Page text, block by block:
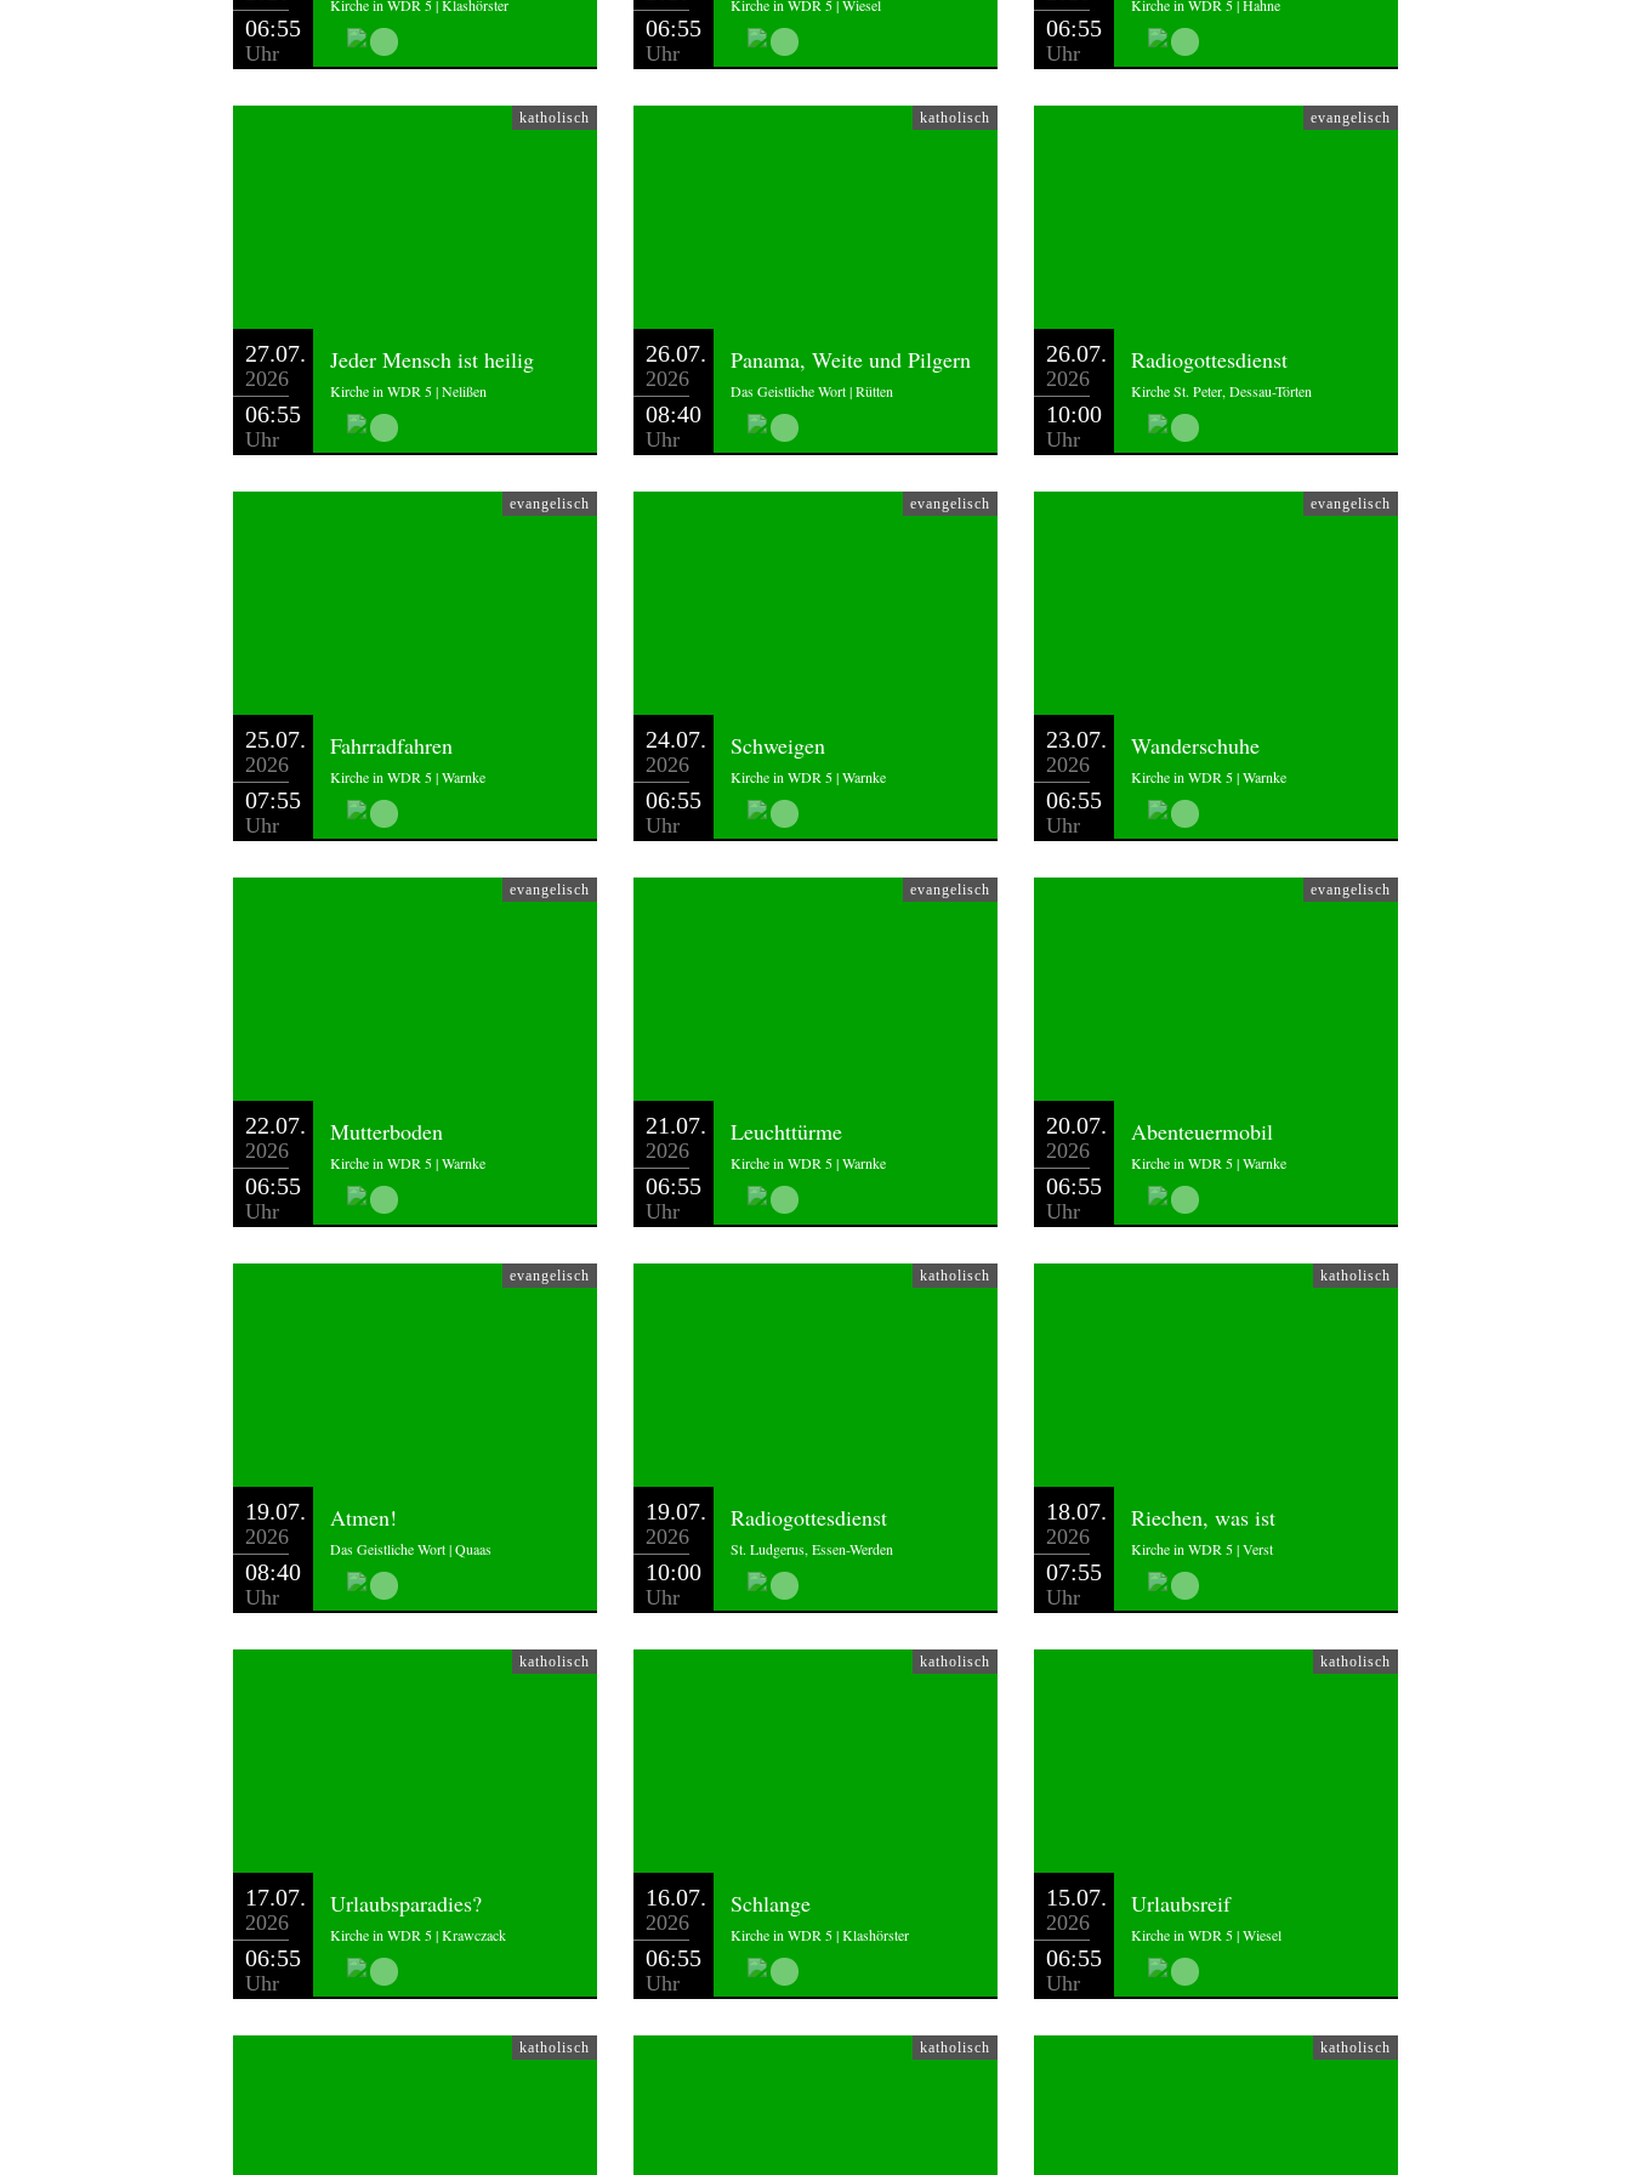
06:55
Uhr
Kirche in WDR 5 | Klashörster
06:55
Uhr
Kirche in WDR 5 | Wiesel
06:55
Uhr
Kirche in WDR 5 | Hahne
katholisch
27.07.
2026
06:55
Uhr
Jeder Mensch ist heilig
Kirche in WDR 5 | Nelißen
katholisch
26.07.
2026
08:40
Uhr
Panama, Weite und Pilgern
Das Geistliche Wort | Rütten
evangelisch
26.07.
2026
10:00
Uhr
Radiogottesdienst
Kirche St. Peter, Dessau-Törten
evangelisch
25.07.
2026
07:55
Uhr
Fahrradfahren
Kirche in WDR 5 | Warnke
evangelisch
24.07.
2026
06:55
Uhr
Schweigen
Kirche in WDR 5 | Warnke
evangelisch
23.07.
2026
06:55
Uhr
Wanderschuhe
Kirche in WDR 5 | Warnke
evangelisch
22.07.
2026
06:55
Uhr
Mutterboden
Kirche in WDR 5 | Warnke
evangelisch
21.07.
2026
06:55
Uhr
Leuchttürme
Kirche in WDR 5 | Warnke
evangelisch
20.07.
2026
06:55
Uhr
Abenteuermobil
Kirche in WDR 5 | Warnke
evangelisch
19.07.
2026
08:40
Uhr
Atmen!
Das Geistliche Wort | Quaas
katholisch
19.07.
2026
10:00
Uhr
Radiogottesdienst
St. Ludgerus, Essen-Werden
katholisch
18.07.
2026
07:55
Uhr
Riechen, was ist
Kirche in WDR 5 | Verst
katholisch
17.07.
2026
06:55
Uhr
Urlaubsparadies?
Kirche in WDR 5 | Krawczack
katholisch
16.07.
2026
06:55
Uhr
Schlange
Kirche in WDR 5 | Klashörster
katholisch
15.07.
2026
06:55
Uhr
Urlaubsreif
Kirche in WDR 5 | Wiesel
katholisch katholisch katholisch